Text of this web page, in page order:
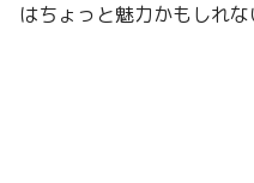
はちょっと魅力かもしれな